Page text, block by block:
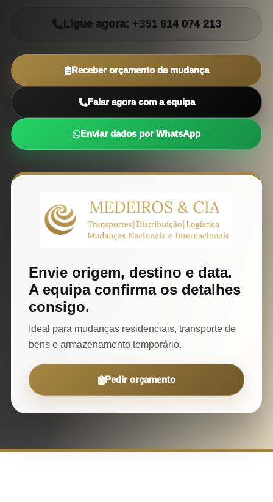
Ligue agora: +351 914 074 213
Receber orçamento da mudança
Falar agora com a equipa
Enviar dados por WhatsApp
Envie origem, destino e data.
A equipa confirma os detalhes
consigo.
Ideal para mudanças residenciais, transporte de
bens e armazenamento temporário.
Pedir orçamento